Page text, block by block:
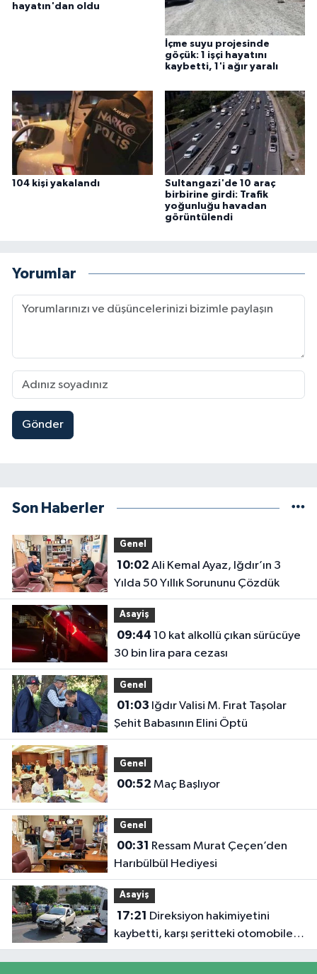
hayatın'dan oldu
İçme suyu projesinde
göçük: 1 işçi hayatını
kaybetti, 1'i ağır yaralı
104 kişi yakalandı
Sultangazi'de 10 araç
birbirine girdi: Trafik
yoğunluğu havadan
görüntülendi
Yorumlar
Gönder
Son Haberler
Genel
10:02
Yılda 50 Yıllık Sorununu Çözdük
Asayiş
09:44
30 bin lira para cezası
Genel
01:03
Şehit Babasının Elini Öptü
Genel
00:52 Maç Başlıyor
Genel
00:31
Harıbülbül Hediyesi
Asayiş
17:21
kaybetti, karşı şeritteki otomobile
çarptı